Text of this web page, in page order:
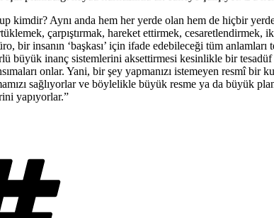
Aynı anda hem her yerde olan hem de hiçbir
çarpıştırmak, hareket ettirmek, cesaretlendirmek,
insanın ‘başkası’ için ifade edebileceği tüm
büyük inanç sistemlerini aksettirmesi kesinlikle bir
onlar. Yani, bir şey yapmanızı istemeyen resmî
sağlıyorlar ve böylelikle büyük resme ya da büyük
yapıyorlar.”